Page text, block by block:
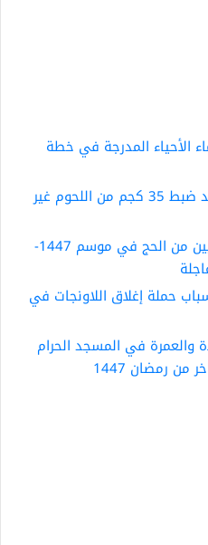
الأحياء المدرجة في خطة
إغلاق ملحمة في نجران بعد ضبط 35 كجم من اللحوم غير
قرارات جديدة تحرم المصريين من الحج في موسم 1447-
حملة إغلاق اللاونجات في
والعمرة في المسجد الحرام
من رمضان 1447